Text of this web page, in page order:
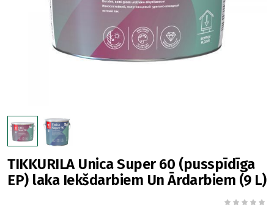
TIKKURILA Unica Super 60 (pusspīdīga
EP) laka Iekšdarbiem Un Ārdarbiem (9 L)